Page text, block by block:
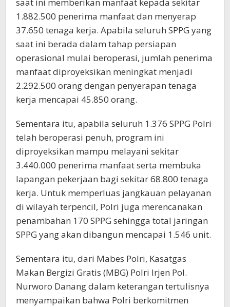
saat ini memberikan manfaat kepada sekitar
1.882.500 penerima manfaat dan menyerap
37.650 tenaga kerja. Apabila seluruh SPPG yang
saat ini berada dalam tahap persiapan
operasional mulai beroperasi, jumlah penerima
manfaat diproyeksikan meningkat menjadi
2.292.500 orang dengan penyerapan tenaga
kerja mencapai 45.850 orang.
Sementara itu, apabila seluruh 1.376 SPPG Polri
telah beroperasi penuh, program ini
diproyeksikan mampu melayani sekitar
3.440.000 penerima manfaat serta membuka
lapangan pekerjaan bagi sekitar 68.800 tenaga
kerja. Untuk memperluas jangkauan pelayanan
di wilayah terpencil, Polri juga merencanakan
penambahan 170 SPPG sehingga total jaringan
SPPG yang akan dibangun mencapai 1.546 unit.
Sementara itu, dari Mabes Polri, Kasatgas
Makan Bergizi Gratis (MBG) Polri Irjen Pol.
Nurworo Danang dalam keterangan tertulisnya
menyampaikan bahwa Polri berkomitmen